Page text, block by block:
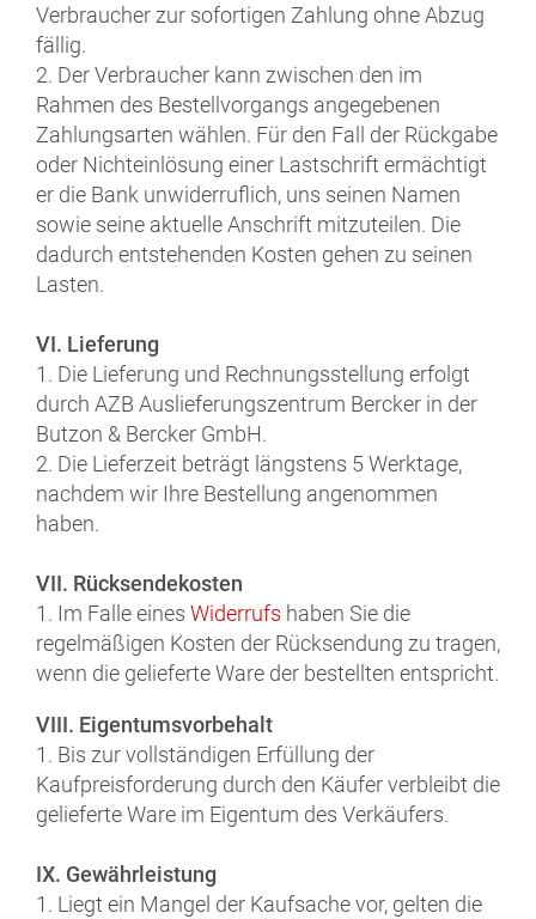
Verbraucher zur sofortigen Zahlung ohne Abzug
fällig.
2. Der Verbraucher kann zwischen den im
Rahmen des Bestellvorgangs angegebenen
Zahlungsarten wählen. Für den Fall der Rückgabe
oder Nichteinlösung einer Lastschrift ermächtigt
er die Bank unwiderruflich, uns seinen Namen
sowie seine aktuelle Anschrift mitzuteilen. Die
dadurch entstehenden Kosten gehen zu seinen
Lasten.
VI. Lieferung
1. Die Lieferung und Rechnungsstellung erfolgt
durch AZB Auslieferungszentrum Bercker in der
Butzon & Bercker GmbH.
2. Die Lieferzeit beträgt längstens 5 Werktage,
nachdem wir Ihre Bestellung angenommen
haben.
VII. Rücksendekosten
1. Im Falle eines Widerrufs haben Sie die
regelmäßigen Kosten der Rücksendung zu tragen,
wenn die gelieferte Ware der bestellten entspricht.
VIII. Eigentumsvorbehalt
1. Bis zur vollständigen Erfüllung der
Kaufpreisforderung durch den Käufer verbleibt die
gelieferte Ware im Eigentum des Verkäufers.
IX. Gewährleistung
1. Liegt ein Mangel der Kaufsache vor, gelten die